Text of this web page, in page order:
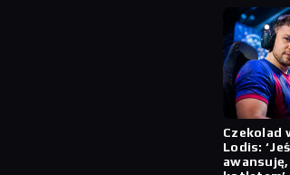
Czekolad
Lodis: